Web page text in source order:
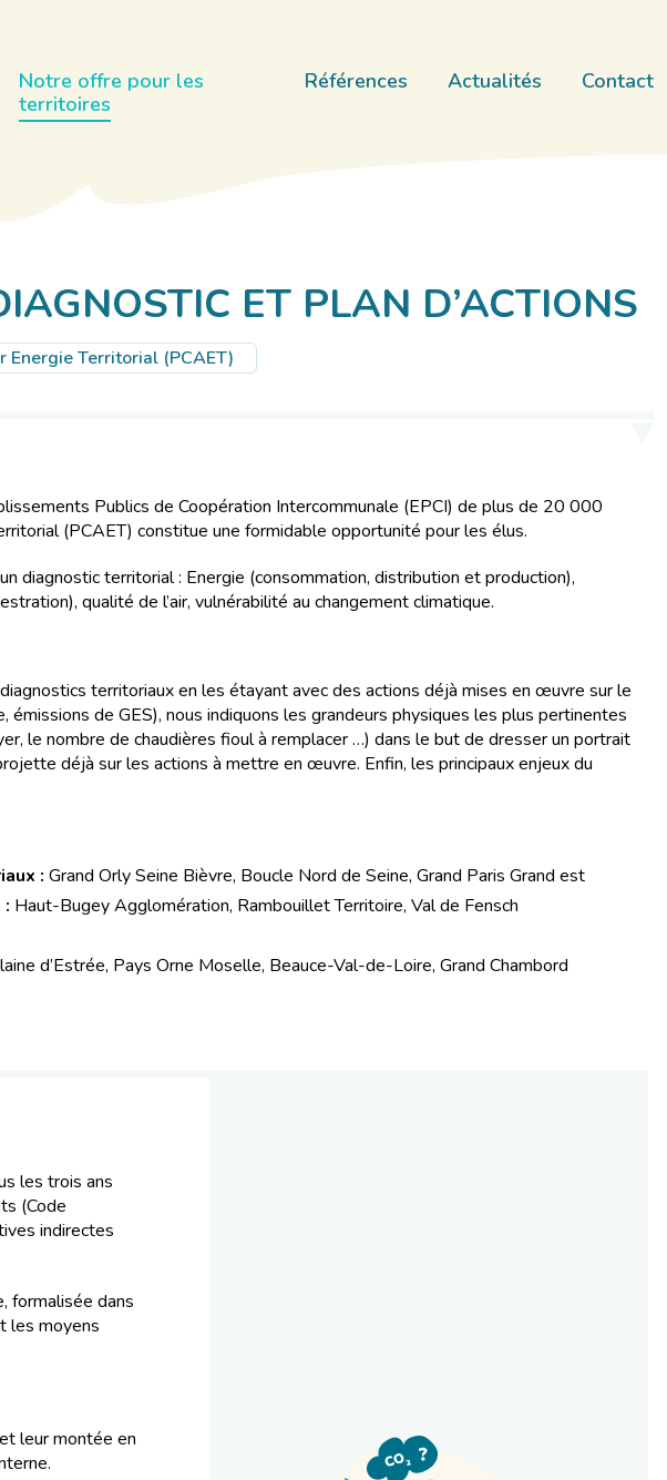
Notre offre pour les
territoires
Références Actualités Contact
ET PLAN D’ACTIONS
Energie Territorial (PCAET)
Publics de Coopération Intercommunale (EPCI) de plus de 20 000
(PCAET) constitue une formidable opportunité pour les élus.
diagnostic territorial : Energie (consommation, distribution et production),
qualité de l’air, vulnérabilité au changement climatique.
territoriaux en les étayant avec des actions déjà mises en œuvre sur le
de GES), nous indiquons les grandeurs physiques les plus pertinentes
le nombre de chaudières fioul à remplacer …) dans le but de dresser un portrait
déjà sur les actions à mettre en œuvre. Enfin, les principaux enjeux du
: Grand Orly Seine Bièvre, Boucle Nord de Seine, Grand Paris Grand est
Haut-Bugey Agglomération, Rambouillet Territoire, Val de Fensch
d’Estrée, Pays Orne Moselle, Beauce-Val-de-Loire, Grand Chambord
les trois ans
(Code
indirectes
formalisée dans
les moyens
leur montée en